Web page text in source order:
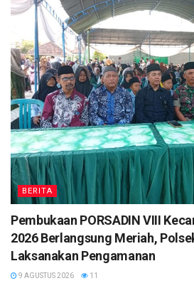
BERITA
Pembukaan PORSADIN VIII
2026 Berlangsung Meriah,
Laksanakan Pengamanan
9 AGUSTUS 2026 11